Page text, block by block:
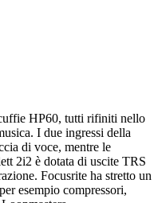
HP60, tutti rifiniti nello
I due ingressi della
di voce, mentre le
2i2 è dotata di uscite TRS
Focusrite ha stretto un
esempio compressori,